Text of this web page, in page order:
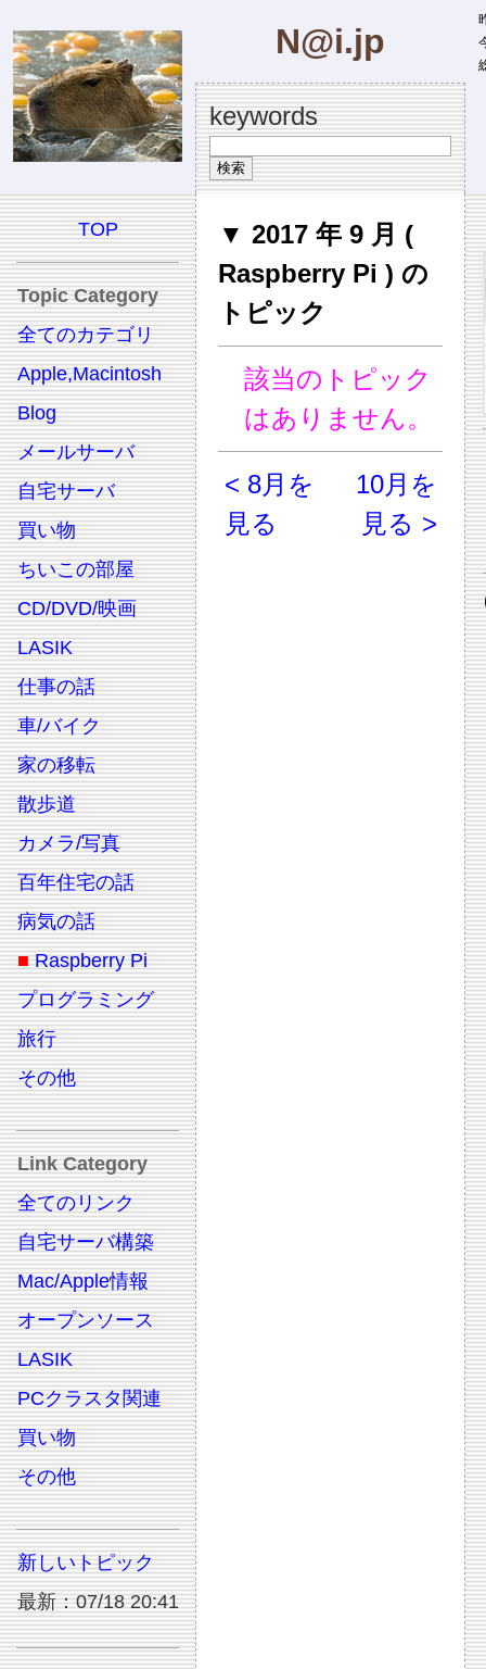
N@i.jp
keywords
TOP
Topic Category
全てのカテゴリ
Apple,Macintosh
Blog
メールサーバ
自宅サーバ
買い物
ちいこの部屋
CD/DVD/映画
LASIK
仕事の話
車/バイク
家の移転
散歩道
カメラ/写真
百年住宅の話
病気の話
■ Raspberry Pi
プログラミング
旅行
その他
Link Category
全てのリンク
自宅サーバ構築
Mac/Apple情報
オープンソース
LASIK
PCクラスタ関連
買い物
その他
新しいトピック
最新：07/18 20:41
▼ 2017 年 9 月 (
Raspberry Pi ) の
トピック
該当のトピック
はありません。
< 8月を
見る
10月を
見る >